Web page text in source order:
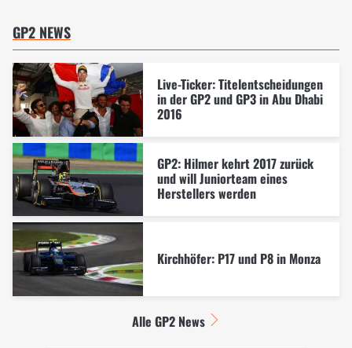
GP2 NEWS
Live-Ticker: Titelentscheidungen
in der GP2 und GP3 in Abu Dhabi
2016
GP2: Hilmer kehrt 2017 zurück
und will Juniorteam eines
Herstellers werden
Kirchhöfer: P17 und P8 in Monza
Alle GP2 News